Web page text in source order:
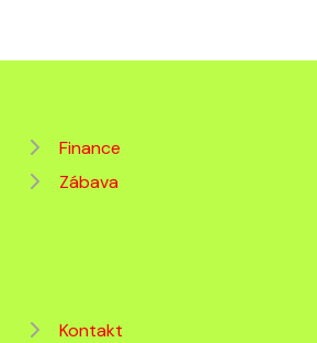
Finance
Zábava
Kontakt